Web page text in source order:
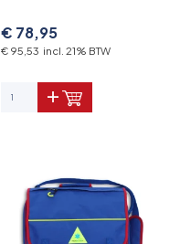
€ 78,95
€ 95,53 incl. 21% BTW